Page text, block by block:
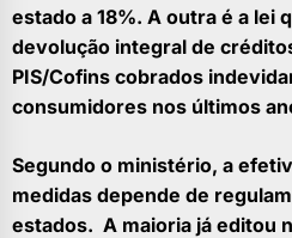
estado a 18%. A outra é a lei
devolução integral de
PIS/Cofins cobrados
consumidores nos últimos
Segundo o ministério, a
medidas depende de
estados. A maioria já editou